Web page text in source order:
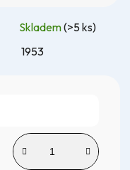
Skladem(>5 ks)
1953